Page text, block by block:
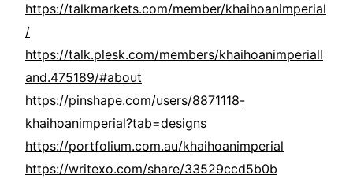
https://talkmarkets.com/member/khaihoanimperial
/
https://talk.plesk.com/members/khaihoanimperiall
and.475189/#about
https://pinshape.com/users/8871118-
khaihoanimperial?tab=designs
https://portfolium.com.au/khaihoanimperial
https://writexo.com/share/33529ccd5b0b